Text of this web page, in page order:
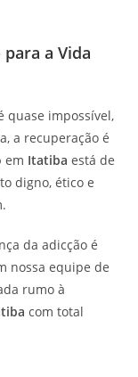
a Vida
quase impossível,
a recuperação é
em Itatiba está de
digno, ético e
da adicção é
nossa equipe de
rumo à
com total